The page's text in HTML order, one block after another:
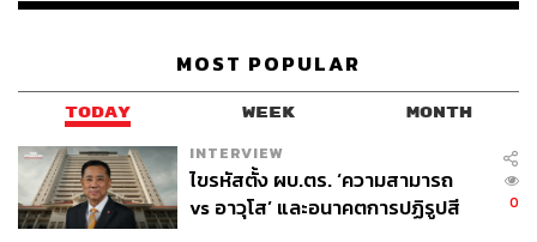
MOST POPULAR
TODAY WEEK MONTH
INTERVIEW
ไขรหัสตั้ง ผบ.ตร. ‘ความสามารถ
vs อาวุโส’ และอนาคตการปฏิรูปสี
0